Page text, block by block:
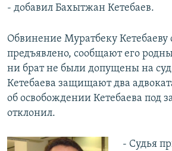
- добавил Бахытжан Кетебаев.
Обвинение Муратбеку Кетебаеву
предъявлено, сообщают его
ни брат не были допущены на
Кетебаева защищают два
об освобождении Кетебаева под
отклонил.
- Судья